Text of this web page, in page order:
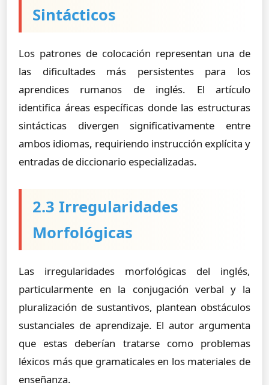
Sintácticos
Los patrones de colocación representan una de
las dificultades más persistentes para los
aprendices rumanos de inglés. El artículo
identifica áreas específicas donde las estructuras
sintácticas divergen significativamente entre
ambos idiomas, requiriendo instrucción explícita y
entradas de diccionario especializadas.
2.3 Irregularidades
Morfológicas
Las irregularidades morfológicas del inglés,
particularmente en la conjugación verbal y la
pluralización de sustantivos, plantean obstáculos
sustanciales de aprendizaje. El autor argumenta
que estas deberían tratarse como problemas
léxicos más que gramaticales en los materiales de
enseñanza.